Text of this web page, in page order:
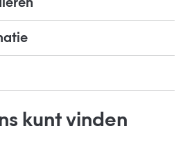
kunt vinden